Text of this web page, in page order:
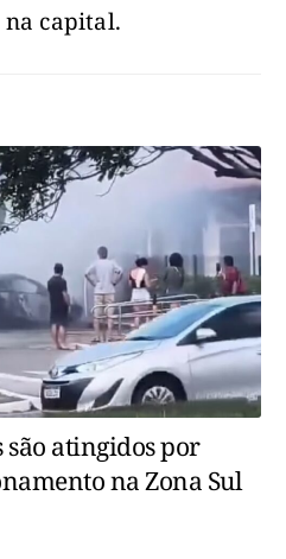
na capital.
são atingidos por
na Zona Sul